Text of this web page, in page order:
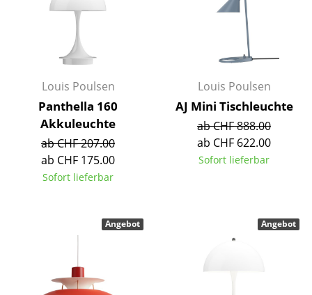
Konferenztische
Stehtische & Stehpulte
Gartentische
Servierwagen
Einzelteile
Bücherregale
Louis Poulsen
Panthella 160
Akkuleuchte
ab CHF 207.00
ab CHF 175.00
Sofort lieferbar
Louis Poulsen
AJ Mini Tischleuchte
ab CHF 888.00
ab CHF 622.00
Sofort lieferbar
Angebot Angebot